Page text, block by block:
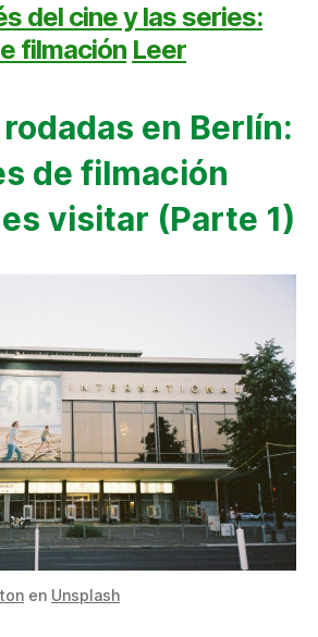
del cine y las series:
filmación Leer
en Berlín:
de filmación
visitar (Parte 1)
en Unsplash